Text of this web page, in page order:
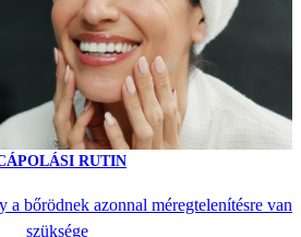
RUTIN
a bőrödnek azonnal méregtelenítésre van
szüksége